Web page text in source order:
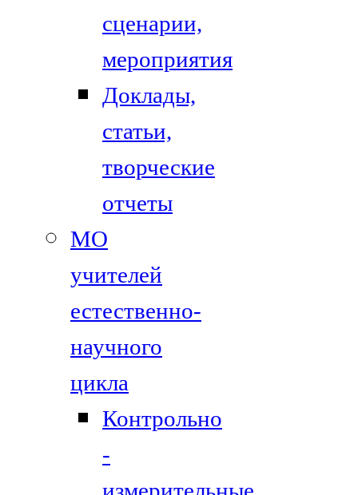
сценарии,
мероприятия
Доклады,
статьи,
творческие
отчеты
МО
учителей
естественно-
научного
цикла
Контрольно
-